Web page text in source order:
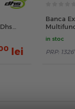
lei
Banca
in stoc
PRP: 1326